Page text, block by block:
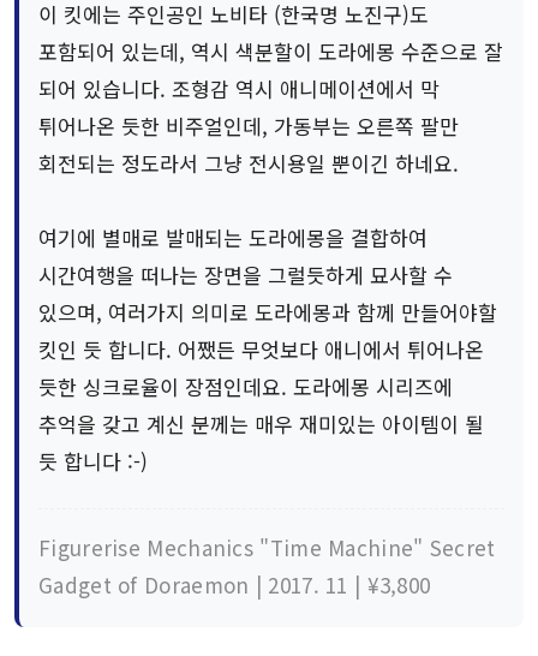
이 킷에는 주인공인 노비타 (한국명 노진구)도
포함되어 있는데, 역시 색분할이 도라에몽 수준으로 잘
되어 있습니다. 조형감 역시 애니메이션에서 막
튀어나온 듯한 비주얼인데, 가동부는 오른쪽 팔만
회전되는 정도라서 그냥 전시용일 뿐이긴 하네요.
여기에 별매로 발매되는 도라에몽을 결합하여
시간여행을 떠나는 장면을 그럴듯하게 묘사할 수
있으며, 여러가지 의미로 도라에몽과 함께 만들어야할
킷인 듯 합니다. 어쨌든 무엇보다 애니에서 튀어나온
듯한 싱크로율이 장점인데요. 도라에몽 시리즈에
추억을 갖고 계신 분께는 매우 재미있는 아이템이 될
듯 합니다 :-)
Figurerise Mechanics "Time Machine" Secret
Gadget of Doraemon | 2017. 11 | ¥3,800